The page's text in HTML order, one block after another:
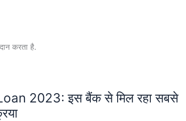
करता है.
2023: इस बैंक से मिल रहा सबसे